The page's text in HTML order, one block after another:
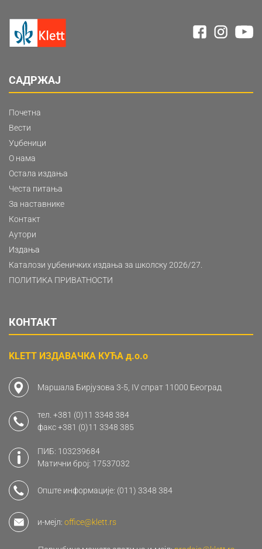
САДРЖАЈ
Почетна
Вести
Уџбеници
О нама
Остала издања
Честа питања
За наставнике
Контакт
Аутори
Издања
Каталози уџбеничких издања за школску 2026/27.
ПОЛИТИКА ПРИВАТНОСТИ
КОНТАКТ
KLETT ИЗДАВАЧКА КУЋА д.о.о
Маршала Бирјузова 3-5, IV спрат 11000 Београд
тел. +381 (0)11 3348 384
факс+381 (0)11 3348 385
ПИБ: 103239684
Матични број: 17537032
Опште информације: (011) 3348 384
и-мејл: office@klett.rs